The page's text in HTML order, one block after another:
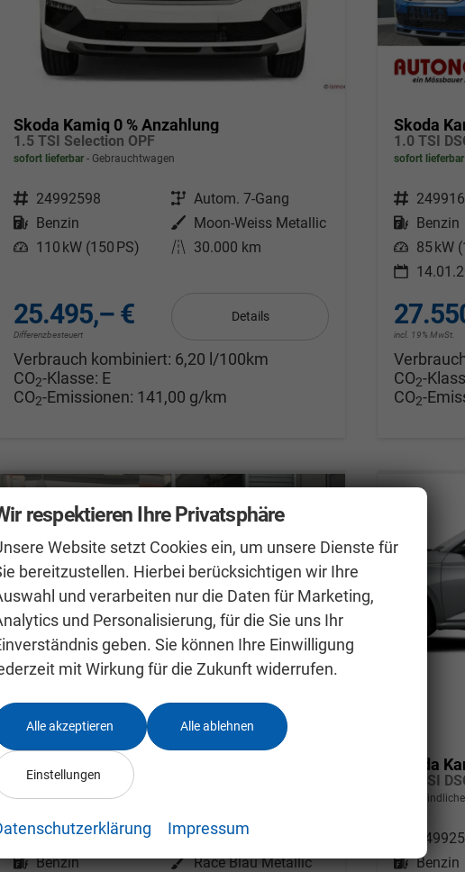
Skoda Kamiq 0 % Anzahlung
1.5 TSI Selection OPF
sofort lieferbar Gebrauchtwagen
Fahrzeugnr. 24992598 Getriebe Autom. 7-Gang
Kraftstoff Benzin Außenfarbe Moon-Weiss Metallic
Leistung 110 kW (150 PS) Kilometerstand 30.000 km
25.495,– €
Differenzbesteuert
Details
Verbrauch kombiniert: 6,20 l/100km
CO2-Klasse: E
CO2-Emissionen: 141,00 g/km
Skoda
sofort lieferbar
Fahrzeugnr.
Kraftstoff Benzin
Leistung 85 kW
incl. 19% MwSt.
CO2-
CO2-
Skoda Kamiq 0 % Anzahlung
sofort lieferbar Fahrzeug mit Tageszulassung
Fahrzeugnr. 24991636 GetriebeAutom. 7-Gang
Kraftstoff Benzin Außenfarbe Race Blau Metallic
Skoda
Kraftstoff Benzin
respektieren Ihre Privatsphäre
Website setzt Cookies ein, um unsere Dienste für
bereitzustellen. Hierbei berücksichtigen wir Ihre
und verarbeiten nur die Daten für Marketing,
und Personalisierung, für die Sie uns Ihr
geben. Sie können Ihre Einwilligung
mit Wirkung für die Zukunft widerrufen.
Alle akzeptieren Alle ablehnen
Einstellungen
Impressum